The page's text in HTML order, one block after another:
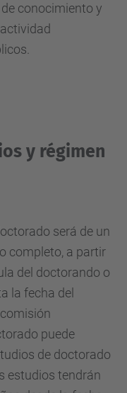
conocimiento y
y régimen
será de un
completo, a partir
del doctorando o
la fecha del
puede
de doctorado
estudios tendrán